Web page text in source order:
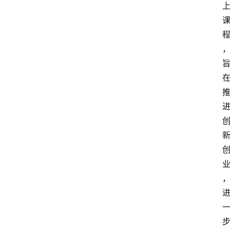
上
课
程
，
旨
在
推
进
创
新
创
业
，
进
一
步